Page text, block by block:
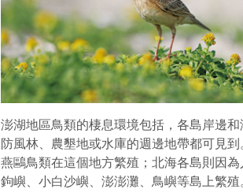
澎湖地區鳥類的棲息環境包括，各島岸邊
防風林、農墾地或水庫的週邊地帶都可見
燕鷗鳥類在這個地方繁殖；北海各島則因
鉤嶼、小白沙嶼、澎澎灘、鳥嶼等島上繁殖